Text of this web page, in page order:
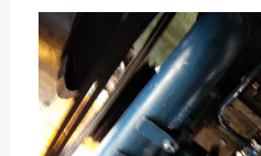
网点；在亚洲、美洲、非
洲、欧洲等地设立了21
个销售大区、8个船电驻
外营销中心，490多家服
务代理商，44家船电销
产业基地布局。
了解更多